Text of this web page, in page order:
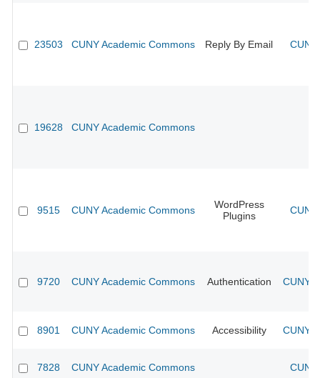
23503 CUNY Academic Commons Reply By Email
19628 CUNY Academic Commons
9515 CUNY Academic Commons
WordPress
Plugins
9720 CUNY Academic Commons Authentication CUNY
8901 CUNY Academic Commons Accessibility CUNY
7828 CUNY Academic Commons